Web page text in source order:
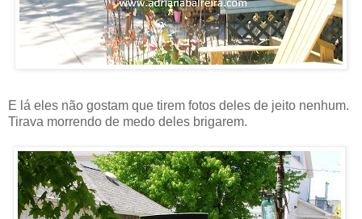
E lá eles não gostam que tirem fotos deles de jeito nenhum.
Tirava morrendo de medo deles brigarem.